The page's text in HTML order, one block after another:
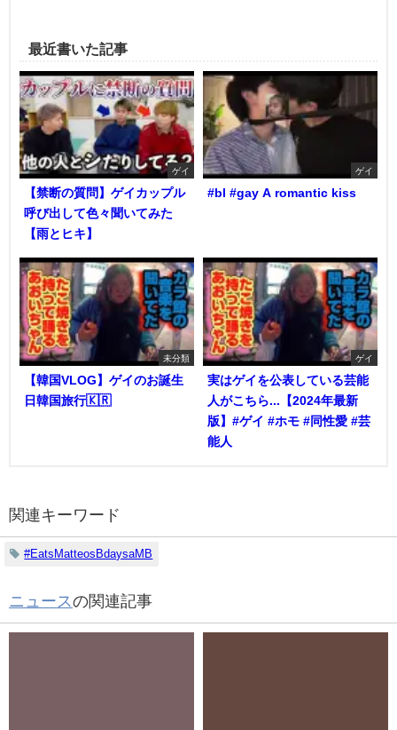
最近書いた記事
ゲイ
【禁断の質問】ゲイカップル
呼び出して色々聞いてみた
【雨とヒキ】
ゲイ
#bl #gay A romantic kiss
未分類
【韓国VLOG】ゲイのお誕生
日韓国旅行🇰🇷
ゲイ
実はゲイを公表している芸能
人がこちら...【2024年最新
版】#ゲイ #ホモ #同性愛 #芸
能人
関連キーワード
#EatsMatteosBdaysaMB
ニュースの関連記事